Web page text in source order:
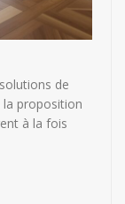
de
la proposition
à la fois